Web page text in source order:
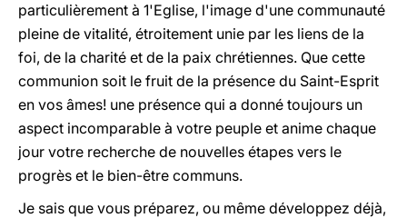
particulièrement à 1'Eglise, l'image d'une communauté
pleine de vitalité, étroitement unie par les liens de la
foi, de la charité et de la paix chrétiennes. Que cette
communion soit le fruit de la présence du Saint-Esprit
en vos âmes! une présence qui a donné toujours un
aspect incomparable à votre peuple et anime chaque
jour votre recherche de nouvelles étapes vers le
progrès et le bien-être communs.
Je sais que vous préparez, ou même développez déjà,